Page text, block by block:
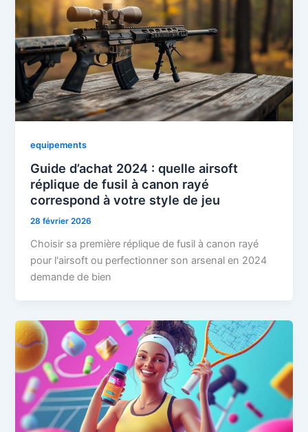
equipements
Guide d’achat 2024 : quelle airsoft
réplique de fusil à canon rayé
correspond à votre style de jeu
28 février 2026
Choisir sa première réplique de fusil à canon rayé
pour l'airsoft ou perfectionner son arsenal en 2024
demande de bien